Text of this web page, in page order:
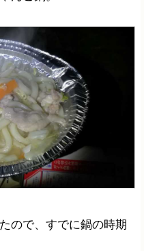
ので、すでに鍋の時期